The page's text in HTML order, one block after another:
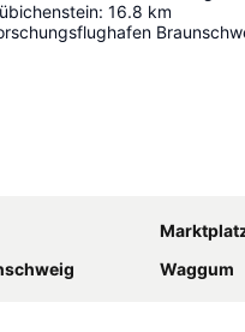
: 16.8 km
Waggum